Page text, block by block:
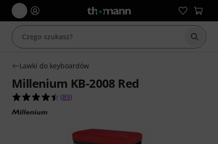
Lawki do keyboardów
Millenium KB-2008 Red
4.5 na 5 gwiazdek z 89 ocen klientów
(89)